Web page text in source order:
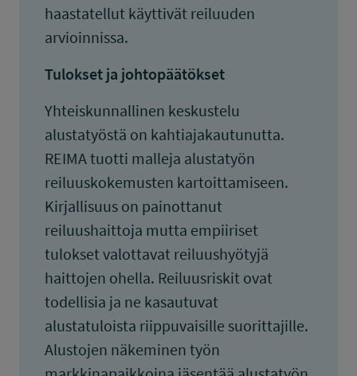
haastatellut käyttivät reiluuden
arvioinnissa.
Tulokset ja johtopäätökset
Yhteiskunnallinen keskustelu
alustatyöstä on kahtiajakautunutta.
REIMA tuotti malleja alustatyön
reiluuskokemusten kartoittamiseen.
Kirjallisuus on painottanut
reiluushaittoja mutta empiiriset
tulokset valottavat reiluushyötyjä
haittojen ohella. Reiluusriskit ovat
todellisia ja ne kasautuvat
alustatuloista riippuvaisille suorittajille.
Alustojen näkeminen työn